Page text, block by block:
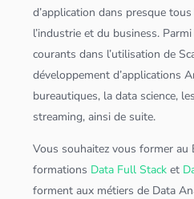
d’application dans presque
l’industrie et du business.
courants dans l’utilisation de
développement d’applications
bureautiques, ladata science,
streaming, ainsi de suite.
Vous souhaitez vous former au
formations Data Full Stack et
forment aux métiers de Data